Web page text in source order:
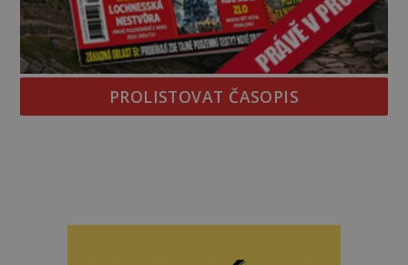
PROLISTOVAT ČASOPIS